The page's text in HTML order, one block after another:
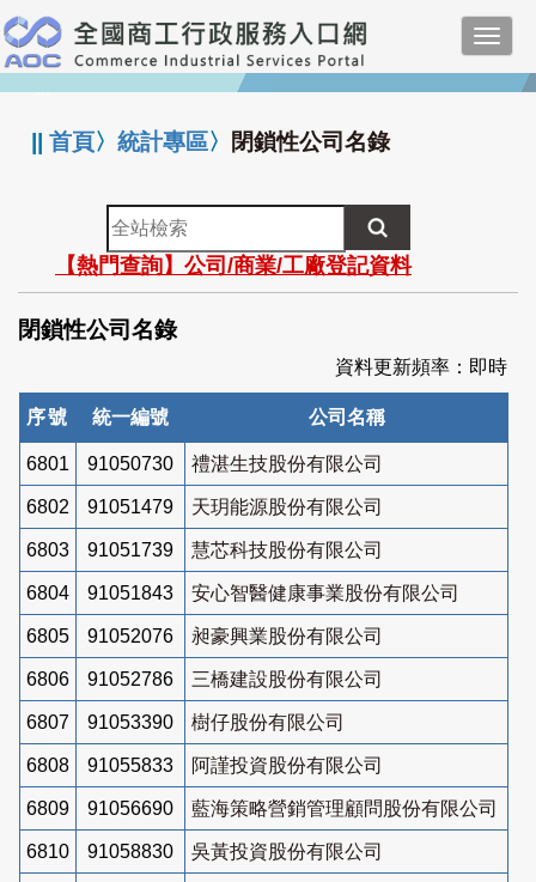
跳
到
主
要
:::
||首頁〉統計專區〉 閉鎖性公司名錄
全
站
檢
索
【熱門查詢】公司/商業/工廠登記資料
閉鎖性公司名錄
資料更新頻率：即時
序號 統一編號 公司名稱
6801 91050730 禮湛生技股份有限公司
6802 91051479 天玥能源股份有限公司
6803 91051739 慧芯科技股份有限公司
6804 91051843 安心智醫健康事業股份有限公司
6805 91052076 昶豪興業股份有限公司
6806 91052786 三橋建設股份有限公司
6807 91053390 樹仔股份有限公司
6808 91055833 阿謹投資股份有限公司
6809 91056690 藍海策略營銷管理顧問股份有限公司
6810 91058830 吳黃投資股份有限公司